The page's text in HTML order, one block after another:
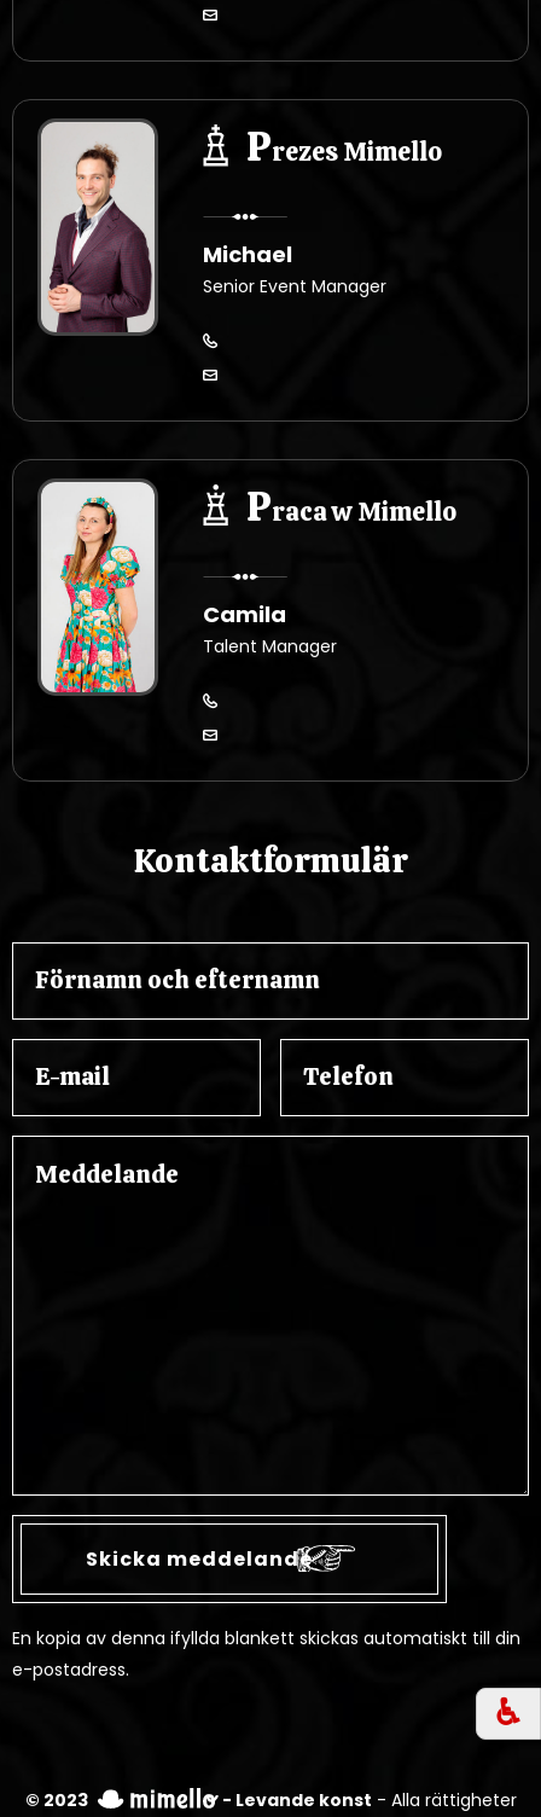
♿︎
Prezes Mimello
Michael
Senior Event Manager
Praca w Mimello
Camila
Talent Manager
Kontaktformulär
En kopia av denna ifyllda blankett skickas automatiskt till din
e-postadress.
© 2023 - Levande konst - Alla rättigheter